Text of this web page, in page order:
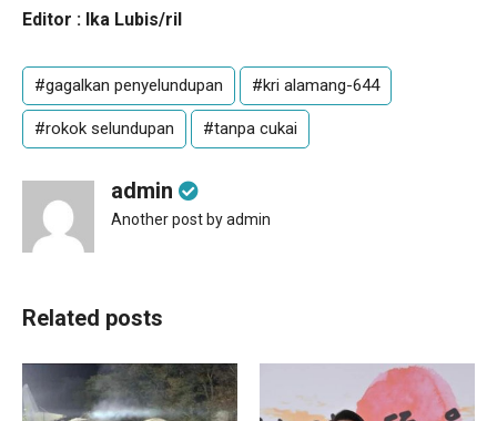
Editor : Ika Lubis/ril
#gagalkan penyelundupan #kri alamang-644
#rokok selundupan #tanpa cukai
admin
Another post by admin
Related posts